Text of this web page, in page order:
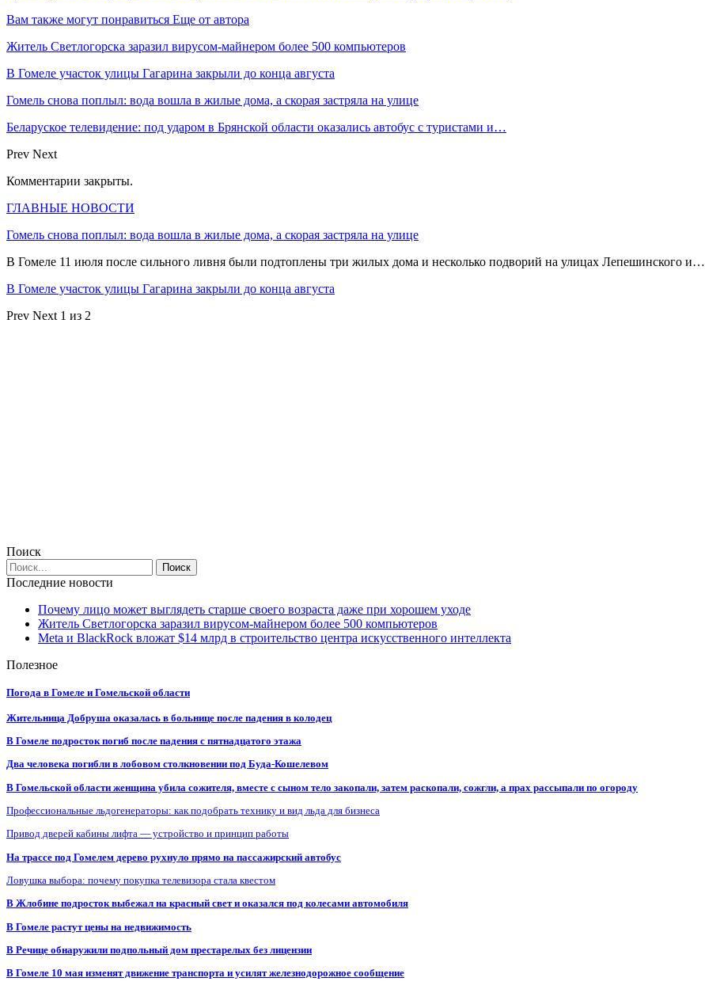
Вам также могут понравиться Еще от автора
Житель Светлогорска заразил вирусом-майнером более 500 компьютеров
В Гомеле участок улицы Гагарина закрыли до конца августа
Гомель снова поплыл: вода вошла в жилые дома, а скорая застряла на улице
Беларуское телевидение: под ударом в Брянской области оказались автобус с туристами и…
Prev Next
Комментарии закрыты.
ГЛАВНЫЕ НОВОСТИ
Гомель снова поплыл: вода вошла в жилые дома, а скорая застряла на улице
В Гомеле 11 июля после сильного ливня были подтоплены три жилых дома и несколько подворий на улицах Лепешинского и…
В Гомеле участок улицы Гагарина закрыли до конца августа
Prev Next 1 из 2
Поиск
Последние новости
Почему лицо может выглядеть старше своего возраста даже при хорошем уходе
Житель Светлогорска заразил вирусом-майнером более 500 компьютеров
Meta и BlackRock вложат $14 млрд в строительство центра искусственного интеллекта
Полезное
Погода в Гомеле и Гомельской области
Жительница Добруша оказалась в больнице после падения в колодец
В Гомеле подросток погиб после падения с пятнадцатого этажа
Два человека погибли в лобовом столкновении под Буда-Кошелевом
В Гомельской области женщина убила сожителя, вместе с сыном тело закопали, затем раскопали, сожгли, а прах рассыпали по огороду
Профессиональные льдогенераторы: как подобрать технику и вид льда для бизнеса
Привод дверей кабины лифта — устройство и принцип работы
На трассе под Гомелем дерево рухнуло прямо на пассажирский автобус
Ловушка выбора: почему покупка телевизора стала квестом
В Жлобине подросток выбежал на красный свет и оказался под колесами автомобиля
В Гомеле растут цены на недвижимость
В Речице обнаружили подпольный дом престарелых без лицензии
В Гомеле 10 мая изменят движение транспорта и усилят железнодорожное сообщение